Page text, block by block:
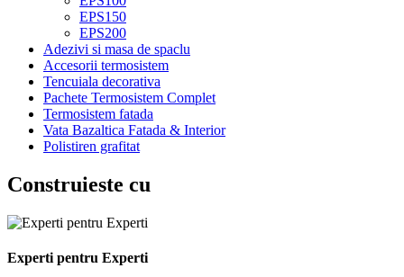
EPS150
EPS200
Adezivi si masa de spaclu
Accesorii termosistem
Tencuiala decorativa
Pachete Termosistem Complet
Termosistem fatada
Vata Bazaltica Fatada & Interior
Polistiren grafitat
Construieste cu
Experti pentru Experti